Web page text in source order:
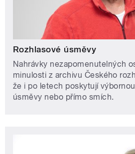
Rozhlasové úsměvy
Nahrávky nezapomenutelných
minulosti z archivu Českého
že i po letech poskytují
úsměvy nebo přímo smích.